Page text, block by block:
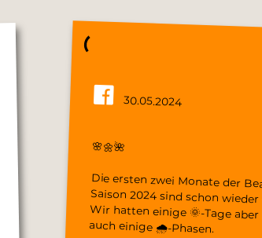
30.05.2024
🌸🌼🌺
Die ersten zwei Monate der
Saison 2024 sind schon wieder
Wir hatten einige 🌞-Tage
auch einige 🌧️-Phasen.